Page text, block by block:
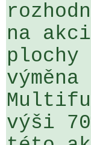
na
plochy
výši